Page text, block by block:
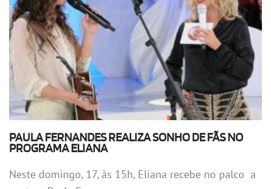
PAULA FERNANDES REALIZA SONHO DE FÃS NO
PROGRAMA ELIANA
Neste domingo, 17, às 15h, Eliana recebe no palco a